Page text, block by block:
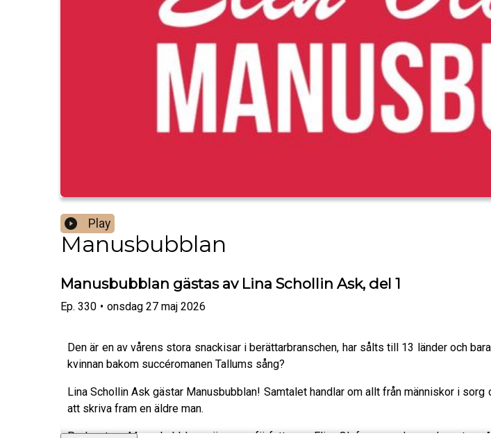
Play
Manusbubblan
Manusbubblan gästas av Lina Schollin Ask, del 1
Ep. 330 • onsdag 27 maj 2026
Den är en av vårens stora snackisar i berättarbranschen, har sålts till 13 länder och
kvinnan bakom succéromanen Tallums sång?
Lina Schollin Ask gästar Manusbubblan! Samtalet handlar om allt från människor i
att skriva fram en äldre man.